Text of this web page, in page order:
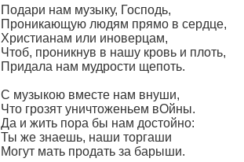
Подари нам музыку, Господь,
Проникающую людям прямо в сердце,
Христианам или иноверцам,
Чтоб, проникнув в нашу кровь и плоть,
Придала нам мудрости щепоть.
С музыкою вместе нам внуши,
Что грозят уничтоженьем вОйны.
Да и жить пора бы нам достойно:
Ты же знаешь, наши торгаши
Могут мать продать за барыши.